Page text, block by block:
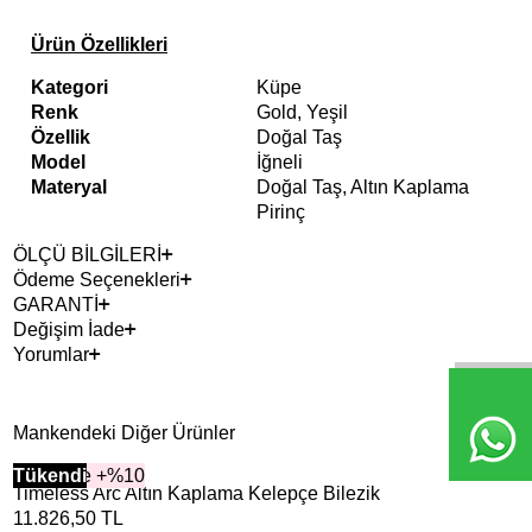
Ürün Özellikleri
Kategori
Küpe
Renk
Gold, Yeşil
Özellik
Doğal Taş
Model
İğneli
Materyal
Doğal Taş, Altın Kaplama
Pirinç
ÖLÇÜ BİLGİLERİ
Ödeme Seçenekleri
GARANTİ
Değişim İade
Yorumlar
Mankendeki Diğer Ürünler
2+ Ürüne +%10
Tükendi
Timeless Arc Altın Kaplama Kelepçe Bilezik
11.826,50 TL
2+